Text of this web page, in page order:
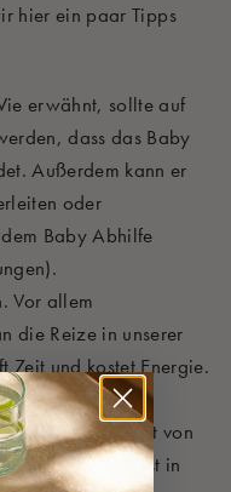
hier ein paar Tipps
erwähnt, sollte auf
dass das Baby
Außerdem kann er
oder
Baby Abhilfe
Vor allem
die Reize in unserer
und kostet Energie.
sehr wichtig.
Verdauungstrakt von
Umso wichtiger ist in